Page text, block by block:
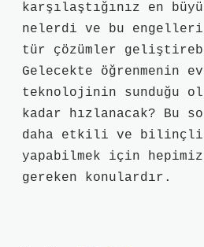
karşılaştığınız en
nelerdi ve bu engelleri
tür çözümler
Gelecekte öğrenmenin
teknolojinin sunduğu
kadar hızlanacak? Bu
daha etkili ve
yapabilmek için
gereken konulardır.